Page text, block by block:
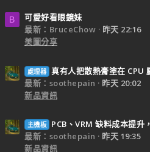
B
可愛好看眼鏡妹
最新：BruceChow
昨天 22:16
美圖分享
處理器 真有人把散熱膏塗在 CPU
最新：soothepain
昨天 20:02
新品資訊
主機板
PCB、VRM 缺料成本提升
最新：soothepain
昨天 19:35
新品資訊